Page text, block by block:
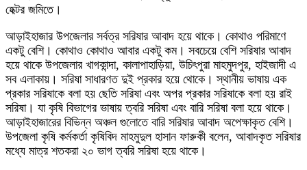
হেক্টর জমিতে।
আড়াইহাজার উপজেলার সর্বত্র সরিষার আবাদ হয়ে থাকে। কোথাও পরিমাণে
একটু বেশি। কোথাও কোথাও আবার একটু কম। সবচেয়ে বেশি সরিষার আবাদ
হয়ে থাকে উপজেলার খাগকান্দা, কালাপাহাড়িয়া, উচিৎপুরা মাহমুদপুর, হাইজাদী এ
সব এলাকায়। সরিষা সাধারণত দুই প্রকার হয়ে থোকে। স্থানীয় ভাষায় এক
প্রকার সরিষাকে বলা হয় ছেতি সরিষা এবং অপর প্রকার সরিষাকে বলা হয় রাই
সরিষা। যা কৃষি বিভাগের ভাষায় ত্বরি সরিষা এবং বারি সরিষা বলা হয়ে থাকে।
আড়াইহাজারের বিভিন্ন অঞ্চল গুলোতে বারি সরিষার আবাদ অপেক্ষাকৃত বেশি।
উপজেলা কৃষি কর্মকর্তা কৃষিবিদ মাহমুদুল হাসান ফারুকী বলেন, আবাদকৃত সরিষার
মধ্যে মাত্র শতকরা ২০ ভাগ ত্বরি সরিষা হয়ে থাকে।